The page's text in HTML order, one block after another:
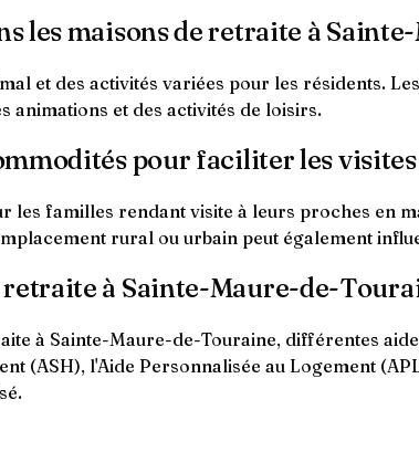
les maisons de retraite à
et des activités variées pour les résidents.
animations et des activités de loisirs.
pour faciliter les
familles rendant visite à leurs proches en
rural ou urbain peut également
à Sainte-Maure-de-
à Sainte-Maure-de-Touraine, différentes
(ASH), l'Aide Personnalisée au Logement